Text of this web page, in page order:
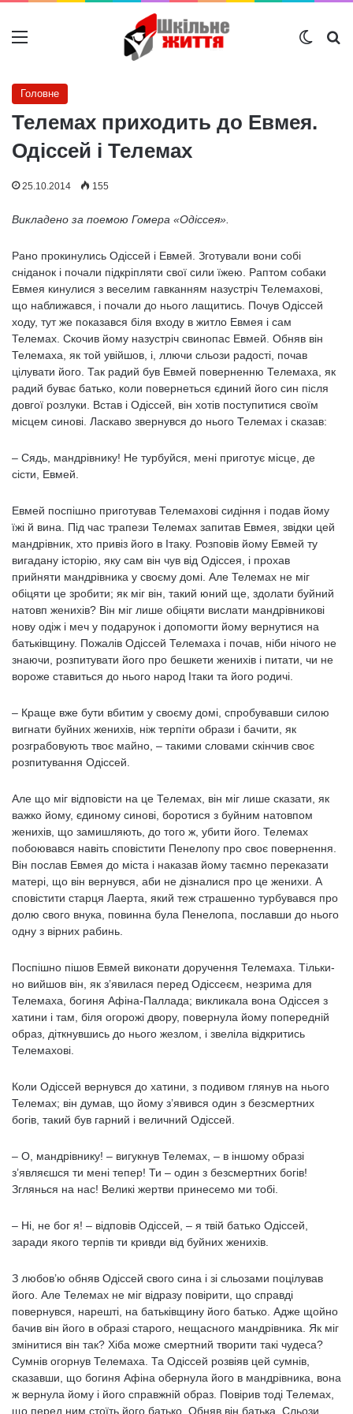
Меню
Головне
Телемах приходить до Евмея.
Одіссей і Телемах
25.10.2014 155
Викладено за поемою Гомера «Одіссея».
Рано прокинулись Одіссей і Евмей. Зготували вони собі
сніданок і почали підкріпляти свої сили їжею. Раптом собаки
Евмея кинулися з веселим гавканням назустріч Телемахові,
що наближався, і почали до нього лащитись. Почув Одіссей
ходу, тут же показався біля входу в житло Евмея і сам
Телемах. Скочив йому назустріч свинопас Евмей. Обняв він
Телемаха, як той увійшов, і, ллючи сльози радості, почав
цілувати його. Так радий був Евмей поверненню Телемаха, як
радий буває батько, коли повернеться єдиний його син після
довгої розлуки. Встав і Одіссей, він хотів поступитися своїм
місцем синові. Ласкаво звернувся до нього Телемах і сказав:
– Сядь, мандрівнику! Не турбуйся, мені приготує місце, де
сісти, Евмей.
Евмей поспішно приготував Телемахові сидіння і подав йому
їжі й вина. Під час трапези Телемах запитав Евмея, звідки цей
мандрівник, хто привіз його в Ітаку. Розповів йому Евмей ту
вигадану історію, яку сам він чув від Одіссея, і прохав
прийняти мандрівника у своєму домі. Але Телемах не міг
обіцяти це зробити; як міг він, такий юний ще, здолати буйний
натовп женихів? Він міг лише обіцяти вислати мандрівникові
нову одіж і меч у подарунок і допомогти йому вернутися на
батьківщину. Пожалів Одіссей Телемаха і почав, ніби нічого не
знаючи, розпитувати його про бешкети женихів і питати, чи не
вороже ставиться до нього народ Ітаки та його родичі.
– Краще вже бути вбитим у своєму домі, спробувавши силою
вигнати буйних женихів, ніж терпіти образи і бачити, як
розграбовують твоє майно, – такими словами скінчив своє
розпитування Одіссей.
Але що міг відповісти на це Телемах, він міг лише сказати, як
важко йому, єдиному синові, боротися з буйним натовпом
женихів, що замишляють, до того ж, убити його. Телемах
побоювався навіть сповістити Пенелопу про своє повернення.
Він послав Евмея до міста і наказав йому таємно переказати
матері, що він вернувся, аби не дізналися про це женихи. А
сповістити старця Лаерта, який теж страшенно турбувався про
долю свого внука, повинна була Пенелопа, пославши до нього
одну з вірних рабинь.
Поспішно пішов Евмей виконати доручення Телемаха. Тільки-
но вийшов він, як з’явилася перед Одіссеєм, незрима для
Телемаха, богиня Афіна-Паллада; викликала вона Одіссея з
хатини і там, біля огорожі двору, повернула йому попередній
образ, діткнувшись до нього жезлом, і звеліла відкритись
Телемахові.
Коли Одіссей вернувся до хатини, з подивом глянув на нього
Телемах; він думав, що йому з’явився один з безсмертних
богів, такий був гарний і величний Одіссей.
– О, мандрівнику! – вигукнув Телемах, – в іншому образі
з’являєшся ти мені тепер! Ти – один з безсмертних богів!
Зглянься на нас! Великі жертви принесемо ми тобі.
– Ні, не бог я! – відповів Одіссей, – я твій батько Одіссей,
заради якого терпів ти кривди від буйних женихів.
З любов’ю обняв Одіссей свого сина і зі сльозами поцілував
його. Але Телемах не міг відразу повірити, що справді
повернувся, нарешті, на батьківщину його батько. Адже щойно
бачив він його в образі старого, нещасного мандрівника. Як міг
змінитися він так? Хіба може смертний творити такі чудеса?
Сумнів огорнув Телемаха. Та Одіссей розвіяв цей сумнів,
сказавши, що богиня Афіна обернула його в мандрівника, вона
ж вернула йому і його справжній образ. Повірив тоді Телемах,
що перед ним стоїть його батько. Обняв він батька. Сльози